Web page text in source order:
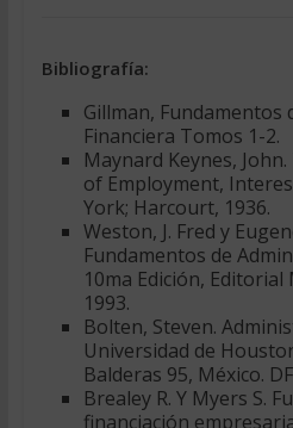
Bibliografía:
Gillman, Fundamentos
Financiera Tomos 1-2.
Maynard Keynes,
of Employment,
York; Harcourt, 1936.
Weston, J. Fred y
Fundamentos de
10ma Edición, Editorial
1993.
Bolten, Steven.
Universidad de
Balderas 95, México.
Brealey R. Y Myers S.
financiación